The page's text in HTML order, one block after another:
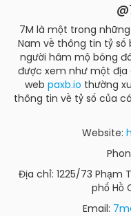
7M là một trong
Nam về thông tin tỷ
người hâm mộ bóng
được xem như một địa
web paxb.io thường
thông tin về tỷ số của
Website:
Địa chỉ: 1225/73 Phạm
phố Hồ
Email: